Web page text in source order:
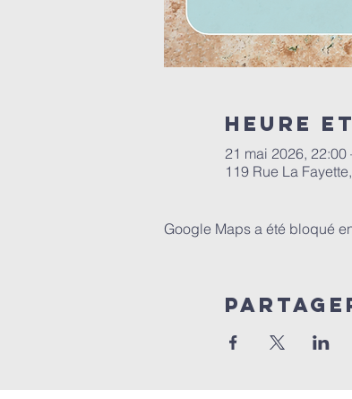
Heure
21 mai 2026, 22:00
119 Rue La
Google Maps a été bloqué